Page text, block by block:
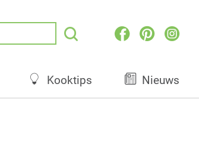
Kooktips Nieuws